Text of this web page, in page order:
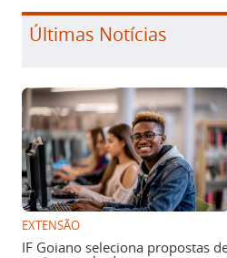
Últimas Notícias
EXTENSÃO
IF Goiano seleciona propostas